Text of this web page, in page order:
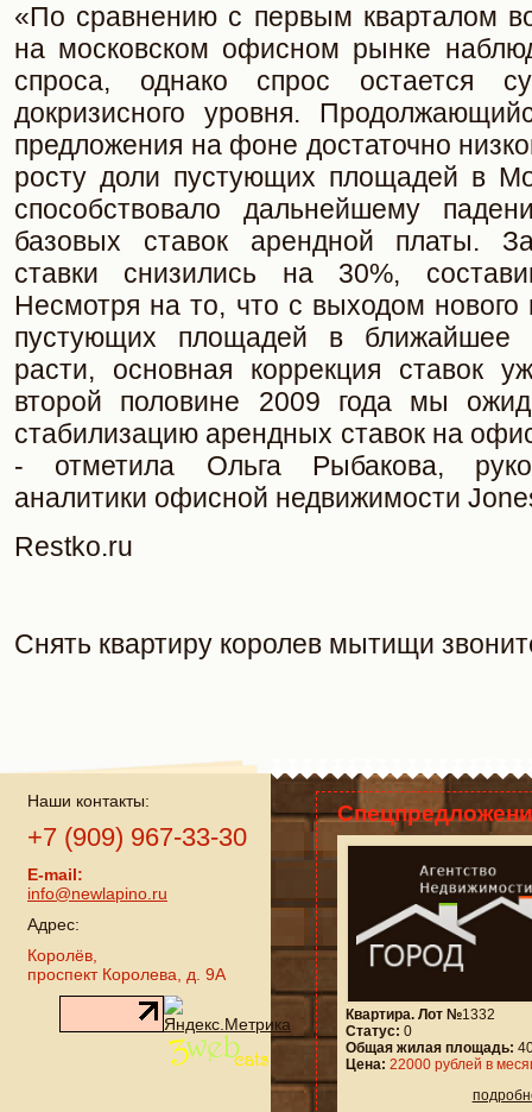
«По сравнению с первым кварталом
на московском офисном рынке
спроса, однако спрос остается
докризисного уровня.
предложения на фоне достаточно
росту доли пустующих площадей в
способствовало дальнейшему
базовых ставок арендной платы.
ставки снизились на 30%,
Несмотря на то, что с выходом нового
пустующих площадей в ближайшее
расти, основная коррекция ставок
второй половине 2009 года мы
стабилизацию арендных ставок на
- отметила Ольга Рыбакова,
аналитики офисной недвижимости
Restko.ru
Снять квартиру королев мытищи
Наши контакты:
+7 (909) 967-33-30
E-mail:
info@newlapino.ru
Адрес:
Королёв,
проспект Королева, д. 9А
Квартира. Лот №1332
Статус: 0
Общая жилая площадь:
Цена: 22000 рублей в